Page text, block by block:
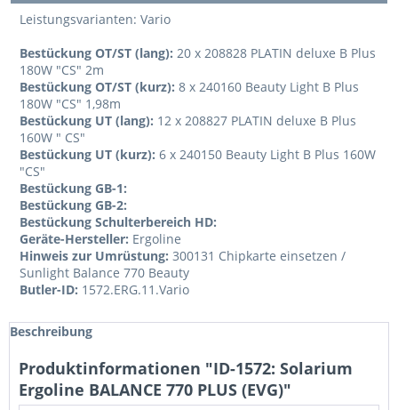
Leistungsvarianten: Vario
Bestückung OT/ST (lang): 20 x 208828 PLATIN deluxe B Plus
180W "CS" 2m
Bestückung OT/ST (kurz): 8 x 240160 Beauty Light B Plus
180W "CS" 1,98m
Bestückung UT (lang): 12 x 208827 PLATIN deluxe B Plus
160W " CS"
Bestückung UT (kurz): 6 x 240150 Beauty Light B Plus 160W
"CS"
Bestückung GB-1:
Bestückung GB-2:
Bestückung Schulterbereich HD:
Geräte-Hersteller: Ergoline
Hinweis zur Umrüstung: 300131 Chipkarte einsetzen /
Sunlight Balance 770 Beauty
Butler-ID: 1572.ERG.11.Vario
Beschreibung
Produktinformationen "ID-1572: Solarium
Ergoline BALANCE 770 PLUS (EVG)"